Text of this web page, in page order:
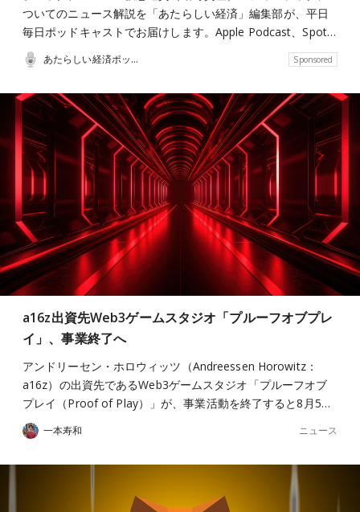
ついてのニュース解説を「あたらしい経済」編集部が、平日
毎日ポッドキャストでお届けします。Apple Podcast、Spot…
あたらしい経済ポッドキャスト Sponsored
a16z出資先Web3ゲームスタジオ「プルーフオブプレ
イ」、事業終了へ
アンドリーセン・ホロウィッツ（Andreessen Horowitz：
a16z）の出資先であるWeb3ゲームスタジオ「プルーフオブ
プレイ（Proof of Play）」が、事業活動を終了すると8月5…
一本寿和 ニュース